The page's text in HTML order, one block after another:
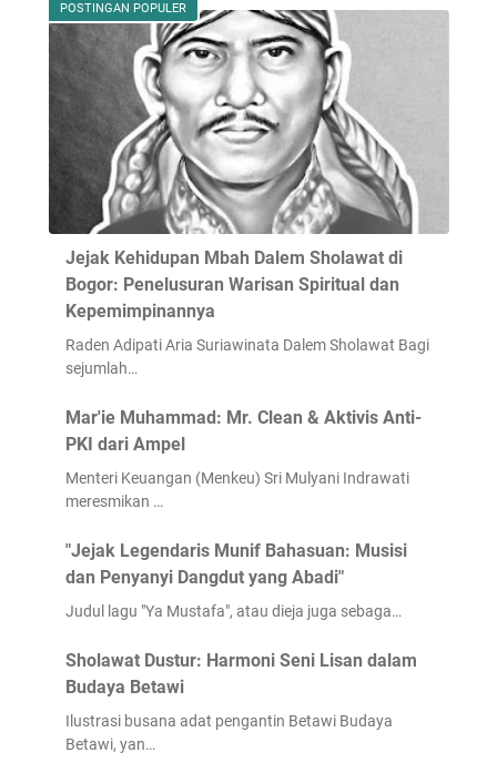
POSTINGAN POPULER
Jejak Kehidupan Mbah Dalem Sholawat di
Bogor: Penelusuran Warisan Spiritual dan
Kepemimpinannya
Raden Adipati Aria Suriawinata Dalem Sholawat Bagi
sejumlah…
Mar'ie Muhammad: Mr. Clean & Aktivis Anti-
PKI dari Ampel
Menteri Keuangan (Menkeu) Sri Mulyani Indrawati
meresmikan …
"Jejak Legendaris Munif Bahasuan: Musisi
dan Penyanyi Dangdut yang Abadi"
Judul lagu "Ya Mustafa", atau dieja juga sebaga…
Sholawat Dustur: Harmoni Seni Lisan dalam
Budaya Betawi
Ilustrasi busana adat pengantin Betawi Budaya
Betawi, yan…